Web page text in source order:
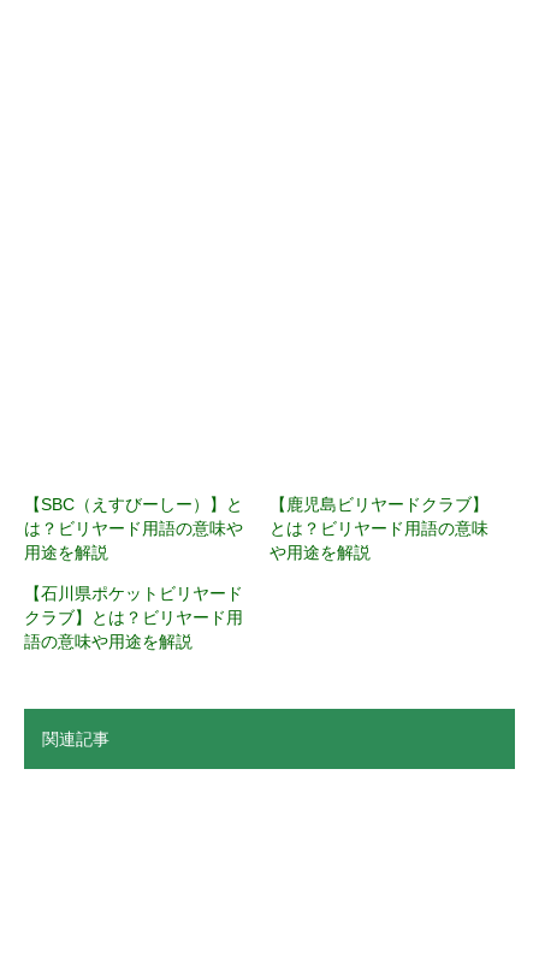
【SBC（えすびーしー）】と
は？ビリヤード用語の意味や
用途を解説
【鹿児島ビリヤードクラブ】
とは？ビリヤード用語の意味
や用途を解説
【石川県ポケットビリヤード
クラブ】とは？ビリヤード用
語の意味や用途を解説
関連記事